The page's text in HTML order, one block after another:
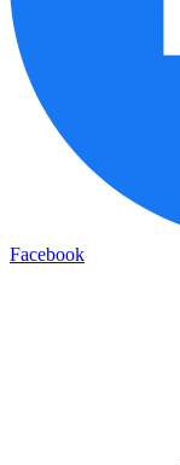
Facebook